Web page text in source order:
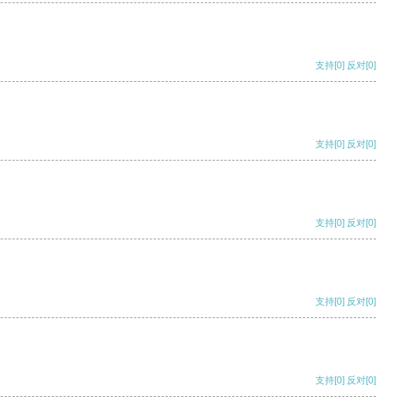
支持[0] 反对[0]
支持[0] 反对[0]
支持[0] 反对[0]
支持[0] 反对[0]
支持[0] 反对[0]